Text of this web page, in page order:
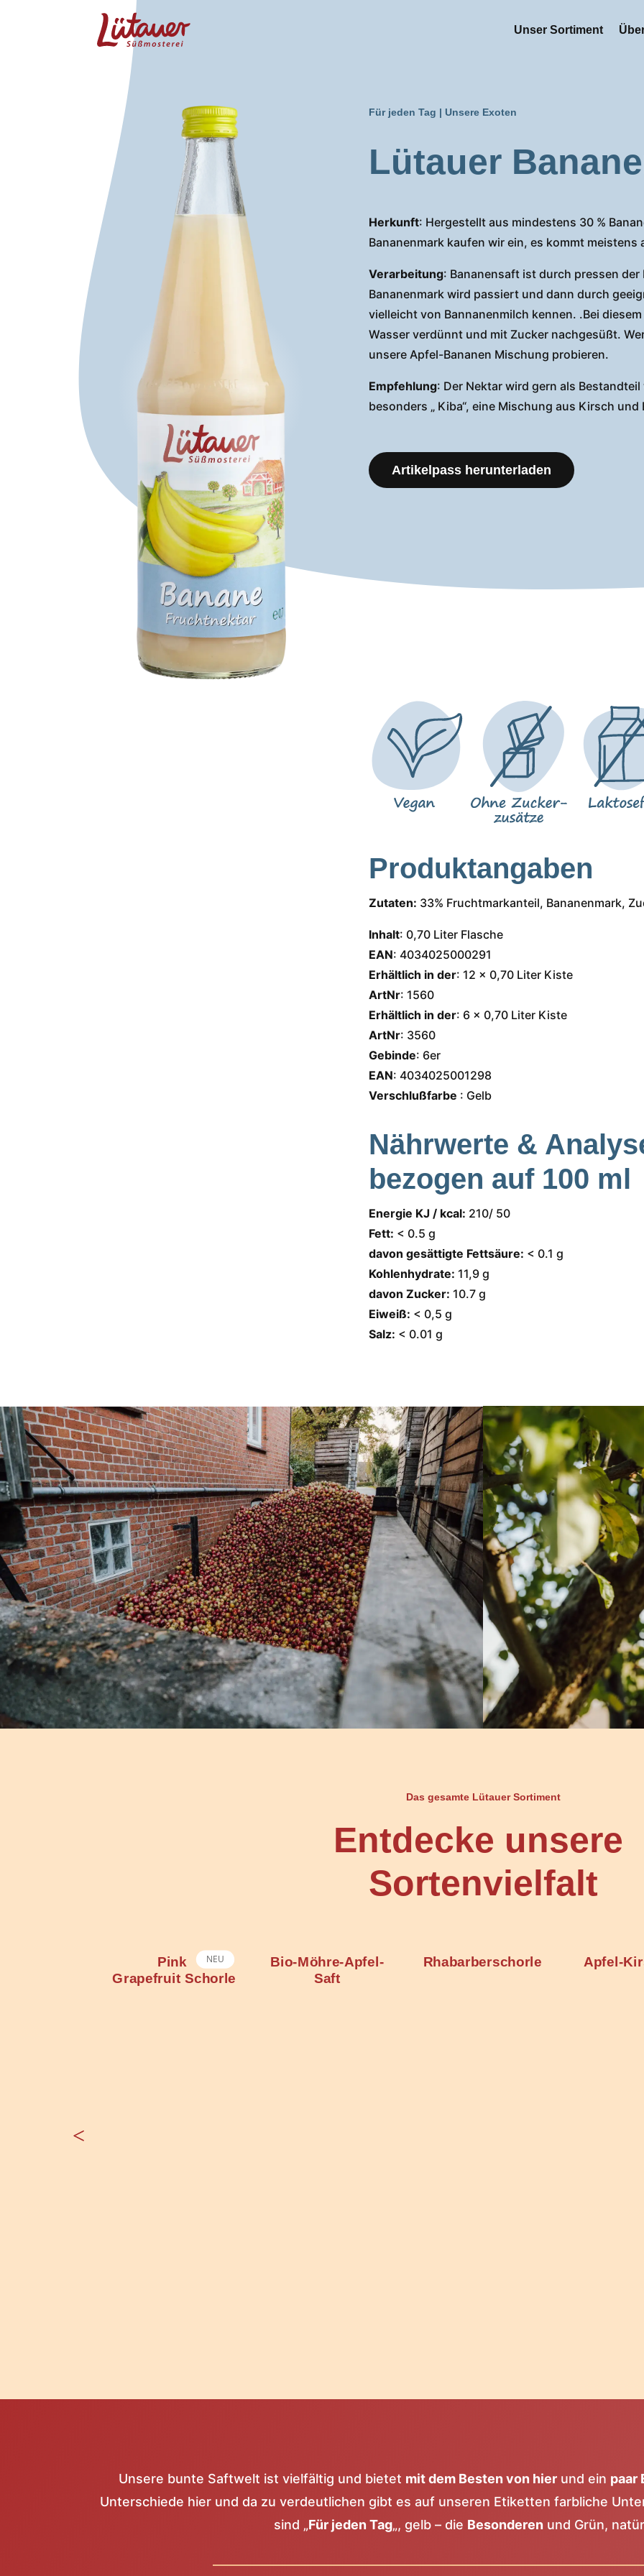
Unser Sortiment
Für jeden Tag | Unsere Exoten
Lütauer
Herkunft: Hergestellt aus mindestens 30 %
Bananenmark kaufen wir ein, es kommt meistens
Verarbeitung: Bananensaft ist durch pressen
Bananenmark wird passiert und dann durch
vielleicht von Bannanenmilch kennen. .Bei
Wasser verdünnt und mit Zucker nachgesüßt.
unsere Apfel-Bananen Mischung probieren.
Empfehlung: Der Nektar wird gern als
besonders „ Kiba“, eine Mischung aus Kirsch und
Artikelpass herunterladen
Produktangaben
Zutaten: 33% Fruchtmarkanteil, Bananenmark,
Inhalt: 0,70 Liter Flasche
EAN: 4034025000291
Erhältlich in der: 12 x 0,70 Liter Kiste
ArtNr: 1560
Erhältlich in der: 6 x 0,70 Liter Kiste
ArtNr: 3560
Gebinde: 6er
EAN: 4034025001298
Verschlußfarbe : Gelb
Nährwerte &
bezogen auf 100 ml
Energie KJ / kcal: 210/ 50
Fett: < 0.5 g
davon gesättigte Fettsäure: < 0.1 g
Kohlenhydrate: 11,9 g
davon Zucker: 10.7 g
Eiweiß: < 0,5 g
Salz: < 0.01 g
Das gesamte Lütauer Sortiment
Entdecke unsere
Sortenvielfalt
Bio-Möhre-Apfel-
Saft
Rhabarberschorle Apfel-Kirschsaft
Unsere bunte Saftwelt ist vielfältig und bietet mit dem Besten von hier und ein paar
Unterschiede hier und da zu verdeutlichen gibt es auf unseren Etiketten farbliche
sind „Für jeden Tag„, gelb – die Besonderen und Grün,